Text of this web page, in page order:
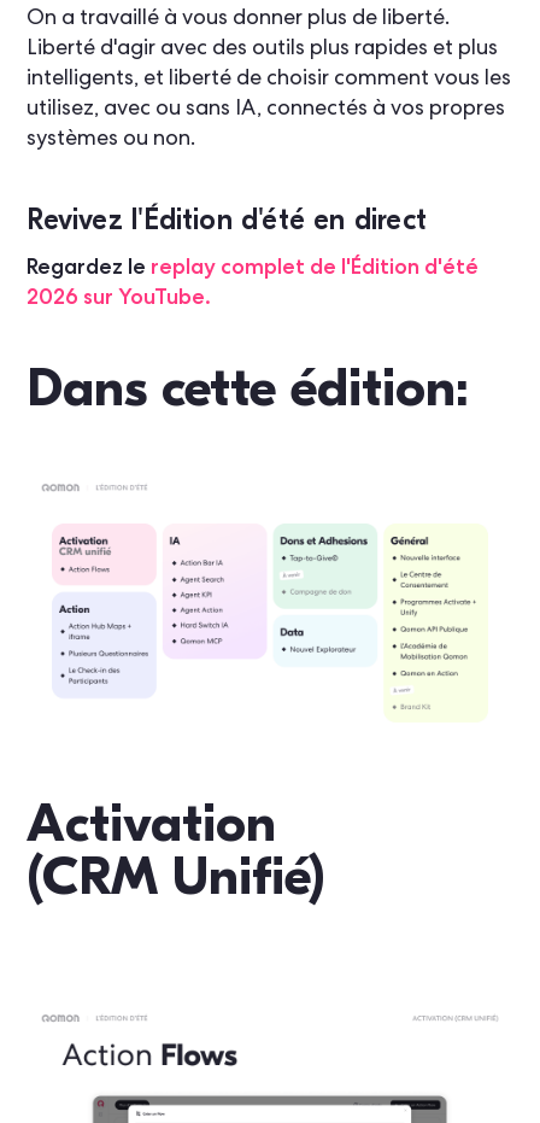
On a travaillé à vous donner plus de liberté.
Liberté d'agir avec des outils plus rapides et plus
intelligents, et liberté de choisir comment vous les
utilisez, avec ou sans IA, connectés à vos propres
systèmes ou non.
Revivez l'Édition d'été en direct
Regardez le replay complet de l'Édition d'été
2026 sur YouTube.
Dans cette édition:
Activation
(CRM Unifié)